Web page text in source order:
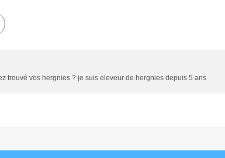
trouvé vos hergnies ? je suis eleveur de hergnies depuis 5 ans